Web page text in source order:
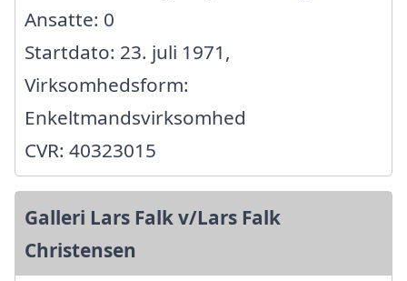
Ansatte: 0
Startdato: 23. juli 1971,
Virksomhedsform:
Enkeltmandsvirksomhed
CVR: 40323015
Galleri Lars Falk v/Lars Falk
Christensen